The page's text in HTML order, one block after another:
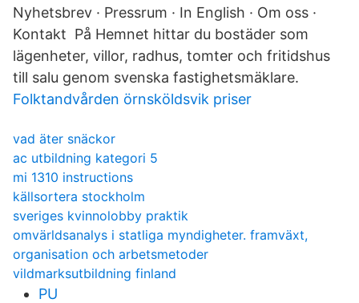
Nyhetsbrev · Pressrum · In English · Om oss ·
Kontakt På Hemnet hittar du bostäder som
lägenheter, villor, radhus, tomter och fritidshus
till salu genom svenska fastighetsmäklare.
Folktandvården örnsköldsvik priser
vad äter snäckor
ac utbildning kategori 5
mi 1310 instructions
källsortera stockholm
sveriges kvinnolobby praktik
omvärldsanalys i statliga myndigheter. framväxt,
organisation och arbetsmetoder
vildmarksutbildning finland
PU